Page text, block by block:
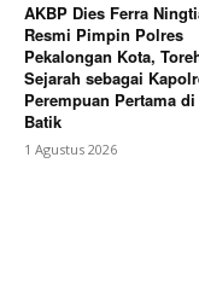
AKBP Dies Ferra
Resmi Pimpin Polres
Pekalongan Kota,
Sejarah sebagai
Perempuan Pertama
Batik
1 Agustus 2026